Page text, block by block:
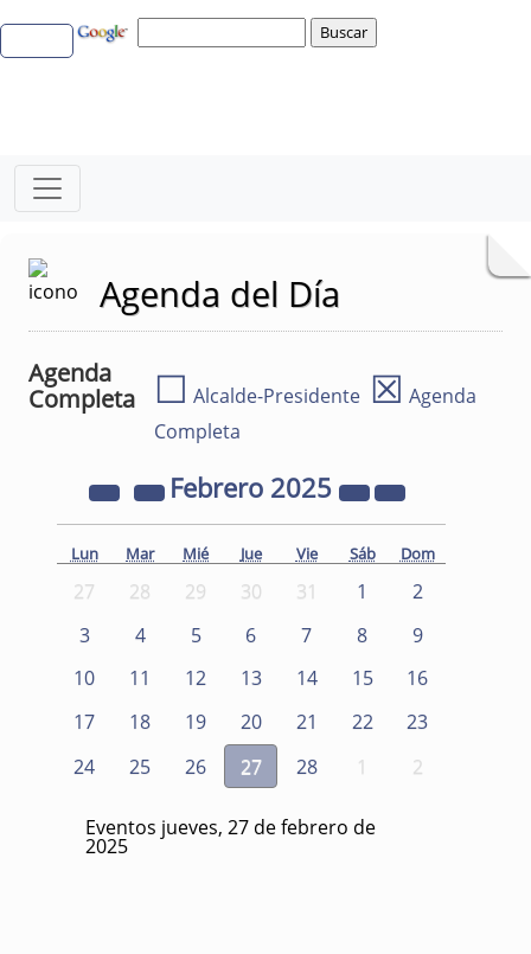
Agenda del Día
Agenda
Completa
☐ Alcalde-Presidente ☒ Agenda
Completa
Febrero 2025
Lun Mar Mié Jue Vie Sáb Dom
27 28 29 30 31 1
2
3
4 5 6 7 8
9
10
11 12 13 14 15
16
17
18 19 20 21 22
23
24
25 26 27 28 1 2
Eventos jueves, 27 de febrero de
2025